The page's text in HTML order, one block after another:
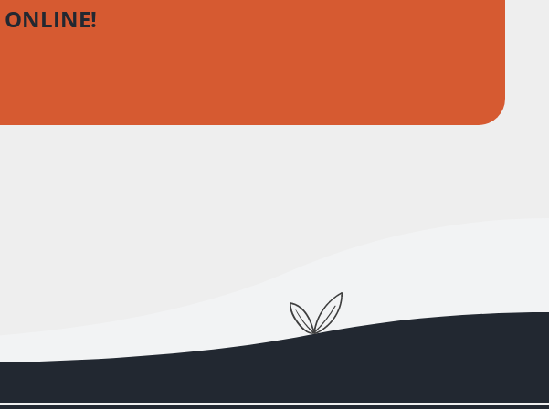
ONLINE!